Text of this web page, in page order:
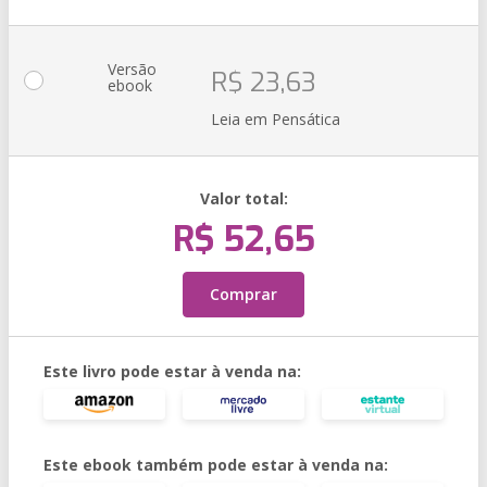
Versão
ebook R$ 23,63
Leia em Pensática
Valor total:
R$ 52,65
Comprar
Este livro pode estar à venda na:
Este ebook também pode estar à venda na: